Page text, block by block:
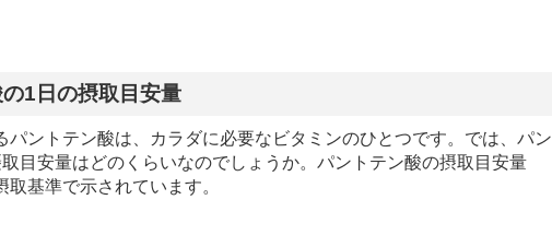
1日の摂取目安量
パントテン酸は、カラダに必要なビタミンのひとつです。では、パン
取目安量はどのくらいなのでしょうか。パントテン酸の摂取目安量
取基準で示されています。